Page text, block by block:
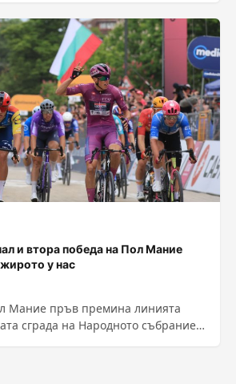
и втора победа на Пол Мание
у нас
Мание пръв премина линията
сграда на Народното събрание и